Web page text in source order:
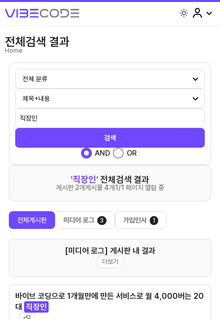
전체검색 결과
Home
검색
AND OR
'직장인' 전체검색 결과
게시판 2개게시물 4개1/1 페이지 열람 중
전체게시판 미디어 로그 3 가입인사 1
[미디어 로그] 게시판 내 결과
더보기
바이브 코딩으로 1개월만에 만든 서비스로 월 4,000버는 20
대 직장인